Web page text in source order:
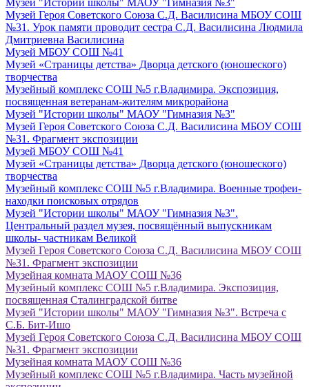
Музей "Истории школы" МАОУ "Гимназия №3"
Музей Героя Советского Союза С.Д. Василисина МБОУ СОШ
№31. Урок памяти проводит сестра С.Д. Василисина Людмила
Дмитриевна Василисина
Музей МБОУ СОШ №41
Музей «Страницы детства» Дворца детского (юношеского)
творчества
Музейный комплекс СОШ №5 г.Владимира. Экспозиция,
посвященная ветеранам-жителям микрорайона
Музей "Истории школы" МАОУ "Гимназия №3"
Музей Героя Советского Союза С.Д. Василисина МБОУ СОШ
№31. Фрагмент экспозиции
Музей МБОУ СОШ №41
Музей «Страницы детства» Дворца детского (юношеского)
творчества
Музейный комплекс СОШ №5 г.Владимира. Военные трофеи-
находки поисковых отрядов
Музей "Истории школы" МАОУ "Гимназия №3".
Центральный раздел музея, посвящённый выпускникам
школы- частникам Великой
Музей Героя Советского Союза С.Д. Василисина МБОУ СОШ
№31. Фрагмент экспозиции
Музейная комната МАОУ СОШ №36
Музейный комплекс СОШ №5 г.Владимира. Экспозиция,
посвященная Сталинградской битве
Музей "Истории школы" МАОУ "Гимназия №3". Встреча с
С.Б. Бит-Ишо
Музей Героя Советского Союза С.Д. Василисина МБОУ СОШ
№31. Фрагмент экспозиции
Музейная комната МАОУ СОШ №36
Музейный комплекс СОШ №5 г.Владимира. Часть музейной